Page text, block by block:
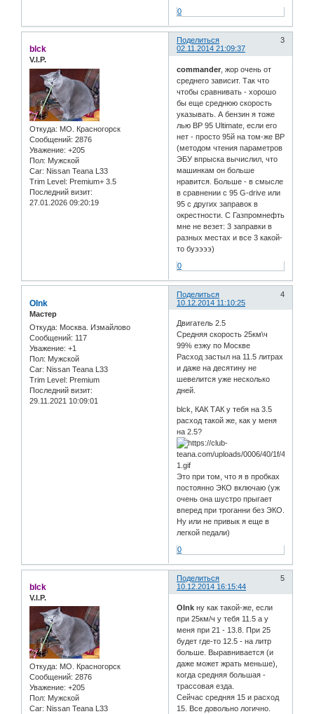
0
Поделиться
3
02.11.2014 21:09:37
blck
V.I.P.
Откуда: МО. Красногорск
Сообщений: 2876
Уважение: +205
Пол: Мужской
Car: Nissan Teana L33
Trim Level: Premium+ 3.5
Последний визит:
27.01.2026 09:20:19
commander , жор очень от
среднего зависит. Так что
чтобы сравнивать - хорошо
бы еще среднюю скорость
указывать. А бензин я тоже
лью BP 95 Ultimate, если его
нет - просто 95й на том-же BP
(методом чтения параметров
ЭБУ впрыска вычислил, что
машинкам он больше
нравится. Больше - в смысле
в сравнении с 95 G-drive или
95 с других заправок в
окрестности. С Газпромнефть
мне не везет: 3 заправки в
разных местах и все 3 какой-
то буээээ)
0
Поделиться
4
10.12.2014 11:10:25
OInk
Мастер
Откуда: Москва. Измайлово
Сообщений: 117
Уважение: +1
Пол: Мужской
Car: Nissan Teana L33
Trim Level: Premium
Последний визит:
29.11.2021 10:09:01
Двигатель 2.5
Средняя скорость 25км\ч
99% езжу по Москве
Расход застыл на 11.5 литрах
и даже на десятину не
шевелится уже несколько
дней.
blck, КАК ТАК у тебя на 3.5
расход такой же, как у меня
на 2.5?
Это при том, что я в пробках
постоянно ЭКО включаю (уж
очень она шустро прыгает
вперед при троганни без ЭКО.
Ну или не привык я еще в
легкой педали)
0
Поделиться
5
10.12.2014 16:15:44
blck
V.I.P.
Откуда: МО. Красногорск
Сообщений: 2876
Уважение: +205
Пол: Мужской
Car: Nissan Teana L33
OInk ну как такой-же, если
при 25км/ч у тебя 11.5 а у
меня при 21 - 13.8. При 25
будет где-то 12.5 - на литр
больше. Выравнивается (и
даже может жрать меньше),
когда средняя большая -
трассовая езда.
Сейчас средняя 15 и расход
15. Все довольно логично.